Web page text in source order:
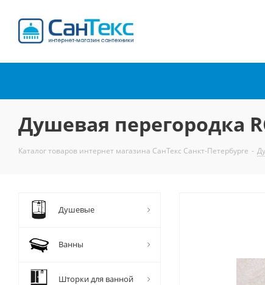
Душевая перегородка
Каталог товаров интернет магазина СанТекс Санкт-Петербурге -
Душевые
Ванны
Шторки для ванной